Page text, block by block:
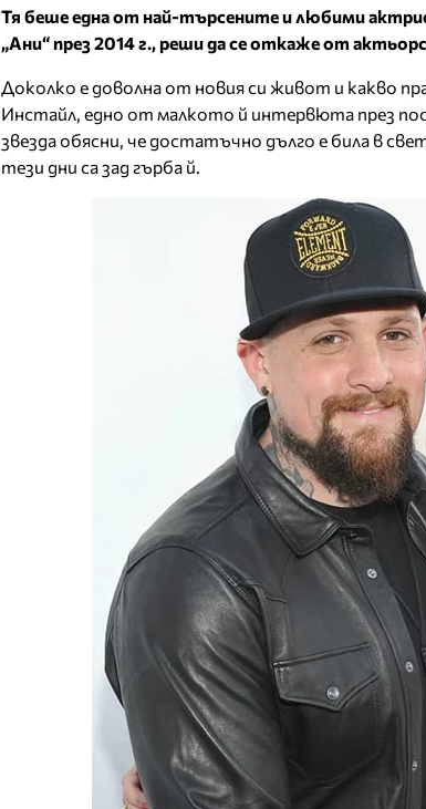
Тя беше една от най-търсените и любими
„Ани“ през 2014 г., реши да се откаже от
Доколко е доволна от новия си живот и какво
Инстайл, едно от малкото й интервюта през
звезда обясни, че достатъчно дълго е била в
тези дни са зад гърба й.